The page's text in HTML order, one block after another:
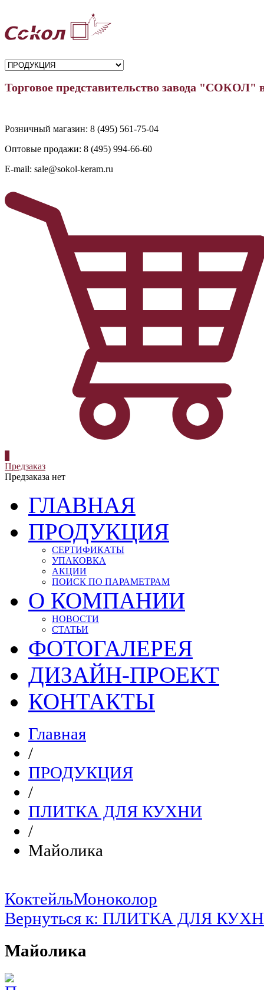
Торговое представительство завода "СОКОЛ"
Розничный магазин: 8 (495) 561-75-04
Оптовые продажи: 8 (495) 994-66-60
E-mail: sale@sokol-keram.ru
Предзаказ
Предзаказа нет
ГЛАВНАЯ
ПРОДУКЦИЯ
СЕРТИФИКАТЫ
УПАКОВКА
АКЦИИ
ПОИСК ПО ПАРАМЕТРАМ
О КОМПАНИИ
НОВОСТИ
СТАТЬИ
ФОТОГАЛЕРЕЯ
ДИЗАЙН-ПРОЕКТ
КОНТАКТЫ
Главная
/
ПРОДУКЦИЯ
/
ПЛИТКА ДЛЯ КУХНИ
/
Майолика
КоктейльМоноколор
Вернуться к: ПЛИТКА ДЛЯ
Майолика